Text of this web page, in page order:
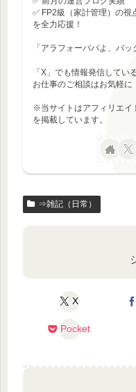
✅ FP2級（家計管理）の
を全力応援！
「アラフォーパパよ、バ
「X」でも情報発信してい
お仕事のご相談はお気軽に
※当サイトはアフィリエイ
を掲載しています。
⇒雑記（日常）
X
Pocket